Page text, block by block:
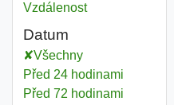
Vzdálenost
Datum
Všechny
Před 24 hodinami
Před 72 hodinami